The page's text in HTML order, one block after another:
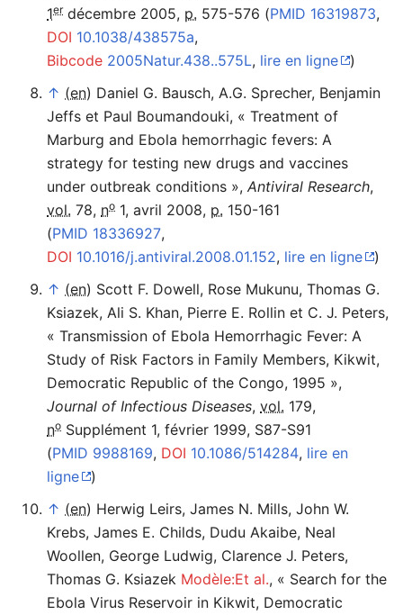
langue
1erdécembre 2005, p. 575-576 (PMID 16319873,
DOI 10.1038/438575a,
Bibcode 2005Natur.438..575L, lire en ligne
)
↑ (en) Daniel G. Bausch, A.G. Sprecher, Benjamin
Jeffs et Paul Boumandouki, « Treatment of
Marburg and Ebola hemorrhagic fevers: A
strategy for testing new drugs and vaccines
under outbreak conditions », Antiviral Research,
vol. 78, no 1,‎ avril 2008, p. 150-161
(PMID 18336927,
DOI 10.1016/j.antiviral.2008.01.152, lire en ligne
)
↑ (en) Scott F. Dowell, Rose Mukunu, Thomas G.
Ksiazek, Ali S. Khan, Pierre E. Rollin et C. J. Peters,
« Transmission of Ebola Hemorrhagic Fever: A
Study of Risk Factors in Family Members, Kikwit,
Democratic Republic of the Congo, 1995 »,
Journal of Infectious Diseases, vol. 179,
no Supplément 1,‎ février 1999, S87-S91
(PMID 9988169, DOI 10.1086/514284, lire en
ligne
)
↑ (en) Herwig Leirs, James N. Mills, John W.
Krebs, James E. Childs, Dudu Akaibe, Neal
Woollen, George Ludwig, Clarence J. Peters,
Thomas G. Ksiazek Modèle:Et al., « Search for the
Ebola Virus Reservoir in Kikwit, Democratic